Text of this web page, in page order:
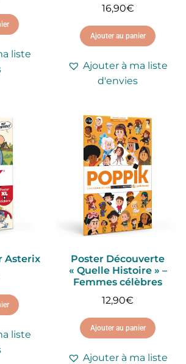
liste
16,90€
Ajouter au panier
Ajouter à ma liste
d'envies
Asterix
liste
Poster Découverte
« Quelle Histoire » –
Femmes célèbres
12,90€
Ajouter au panier
Ajouter à ma liste